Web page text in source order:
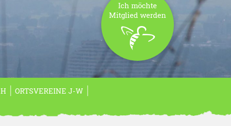
Ich möchte
Mitglied werden
ORTSVEREINE J-W